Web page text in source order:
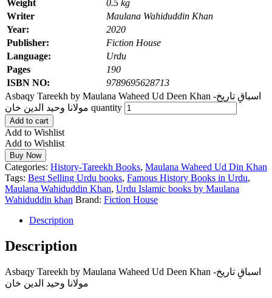
Weight
0.5 kg
Writer
Maulana Wahiduddin Khan
Year:
2020
Publisher:
Fiction House
Language:
Urdu
Pages
190
ISBN NO:
9789695628713
Asbaqy Tareekh by Maulana Waheed Ud Deen Khan اسباقِ تاریخ-
مولانا وحید الدین خان quantity
Add to cart
Add to Wishlist
Add to Wishlist
Buy Now
Categories: History-Tareekh Books, Maulana Waheed Ud Din Khan
Tags: Best Selling Urdu books, Famous History Books in Urdu,
Maulana Wahiduddin Khan, Urdu Islamic books by Maulana
Wahiduddin khan Brand: Fiction House
Description
Description
Asbaqy Tareekh by Maulana Waheed Ud Deen Khan اسباقِ تاریخ-
مولانا وحید الدین خان